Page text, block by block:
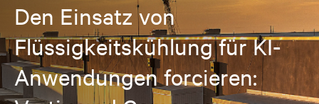
Den Einsatz von
Flüssigkeitskühlung für KI-
Anwendungen forcieren: